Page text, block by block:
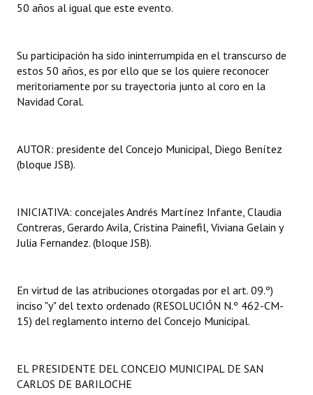
Actas de Sesión
Ejecución Presupuestaria
Actas de Audiencias Públicas
Comunicaciones
Resoluciones
Resoluciones de Presidencia
Antiguos Pobladores
Registros y Distinciones
50 años al igual que este evento.
Su participación ha sido ininterrumpida en el transcurso de
estos 50 años, es por ello que se los quiere reconocer
meritoriamente por su trayectoria junto al coro en la
Navidad Coral.
AUTOR: presidente del Concejo Municipal, Diego Benítez
(bloque JSB).
INICIATIVA: concejales Andrés Martínez Infante, Claudia
Contreras, Gerardo Avila, Cristina Painefil, Viviana Gelain y
Julia Fernandez. (bloque JSB).
En virtud de las atribuciones otorgadas por el art. 09.º)
inciso "y" del texto ordenado (RESOLUCIÓN N.º 462-CM-
15) del reglamento interno del Concejo Municipal.
EL PRESIDENTE DEL CONCEJO MUNICIPAL DE SAN
CARLOS DE BARILOCHE